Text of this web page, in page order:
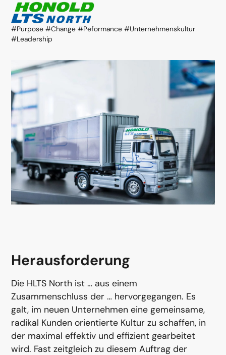
#Purpose #Change #Peformance #Unternehmenskultur
#Leadership
Herausforderung
Die HLTS North ist … aus einem
Zusammenschluss der … hervorgegangen. Es
galt, im neuen Unternehmen eine gemeinsame,
radikal Kunden orientierte Kultur zu schaffen, in
der maximal effektiv und effizient gearbeitet
wird. Fast zeitgleich zu diesem Auftrag der